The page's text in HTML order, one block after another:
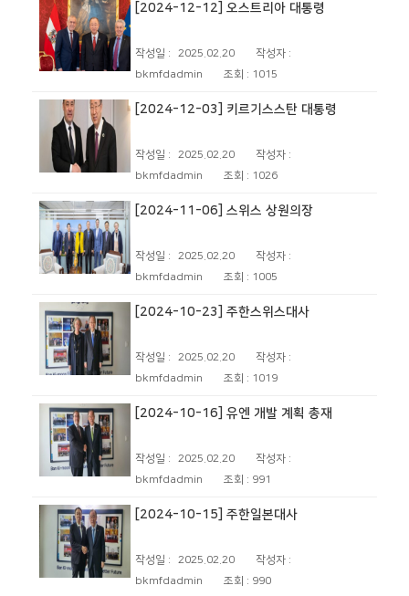
[2024-12-12] 오스트리아 대통령
작성일 : 2025.02.20
작성자 :
bkmfdadmin
조회 : 1015
[2024-12-03] 키르기스스탄 대통령
작성일 : 2025.02.20
작성자 :
bkmfdadmin
조회 : 1026
[2024-11-06] 스위스 상원의장
작성일 : 2025.02.20
작성자 :
bkmfdadmin
조회 : 1005
[2024-10-23] 주한스위스대사
작성일 : 2025.02.20
작성자 :
bkmfdadmin
조회 : 1019
[2024-10-16] 유엔 개발 계획 총재
작성일 : 2025.02.20
작성자 :
bkmfdadmin
조회 : 991
[2024-10-15] 주한일본대사
작성일 : 2025.02.20
작성자 :
bkmfdadmin
조회 : 990